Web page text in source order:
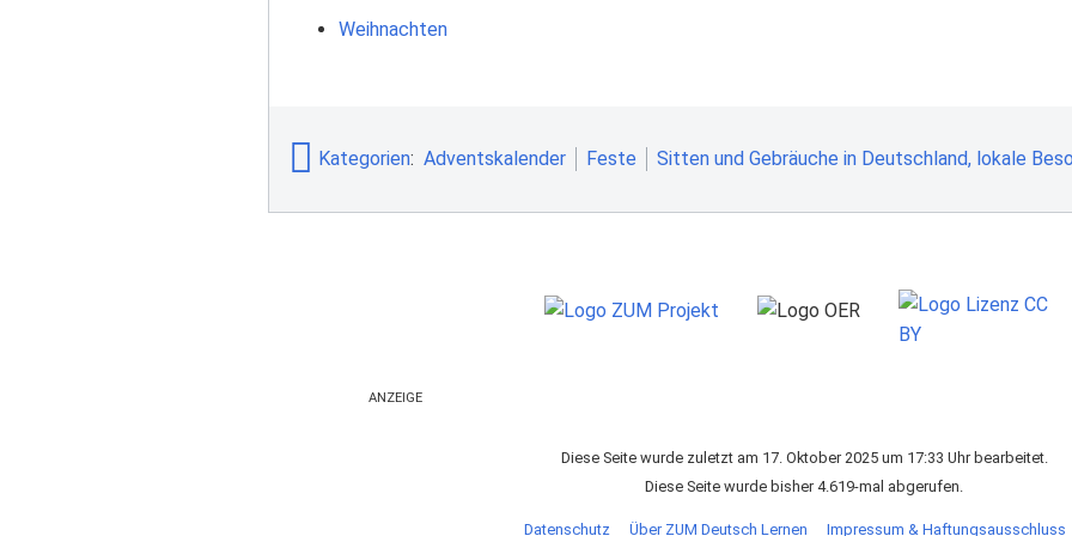
Weihnachten
Kategorien: Adventskalender Feste Sitten und Gebräuche in Deutschland, lokale
ANZEIGE
Diese Seite wurde zuletzt am 17. Oktober 2025 um 17:33 Uhr bearbeitet.
Diese Seite wurde bisher 4.619-mal abgerufen.
Datenschutz Über ZUM Deutsch Lernen Impressum & Haftungsausschluss